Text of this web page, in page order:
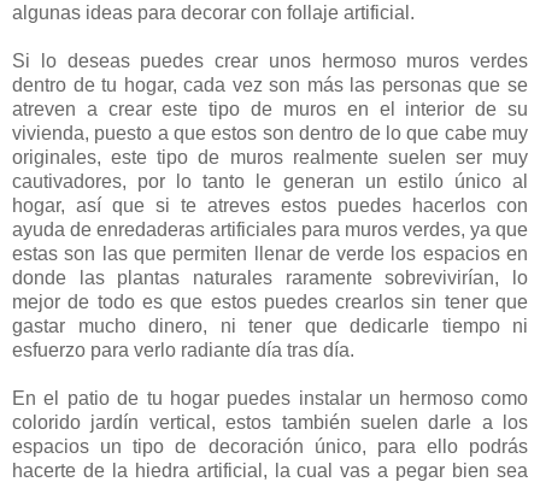
algunas ideas para decorar con follaje artificial.
Si lo deseas puedes crear unos hermoso muros verdes
dentro de tu hogar, cada vez son más las personas que se
atreven a crear este tipo de muros en el interior de su
vivienda, puesto a que estos son dentro de lo que cabe muy
originales, este tipo de muros realmente suelen ser muy
cautivadores, por lo tanto le generan un estilo único al
hogar, así que si te atreves estos puedes hacerlos con
ayuda de enredaderas artificiales para muros verdes, ya que
estas son las que permiten llenar de verde los espacios en
donde las plantas naturales raramente sobrevivirían, lo
mejor de todo es que estos puedes crearlos sin tener que
gastar mucho dinero, ni tener que dedicarle tiempo ni
esfuerzo para verlo radiante día tras día.
En el patio de tu hogar puedes instalar un hermoso como
colorido jardín vertical, estos también suelen darle a los
espacios un tipo de decoración único, para ello podrás
hacerte de la hiedra artificial, la cual vas a pegar bien sea